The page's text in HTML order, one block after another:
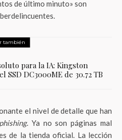
de último minuto» son
también
para la IA: Kingston
SSD DC3000ME de 30.72 TB
el nivel de detalle que han
phishing. Ya no son páginas mal
de la tienda oficial. La lección